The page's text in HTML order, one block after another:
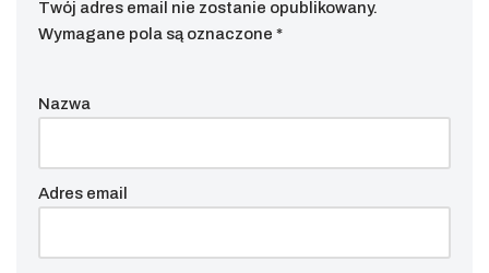
Twój adres email nie zostanie opublikowany.
Wymagane pola są oznaczone *
Nazwa
Adres email